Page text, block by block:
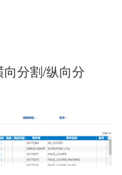
分割/纵向分